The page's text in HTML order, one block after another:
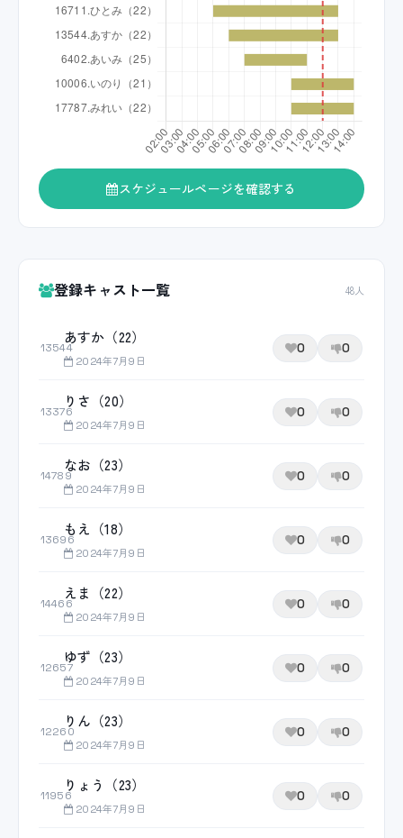
スケジュールページを確認する
登録キャスト一覧 48人
13544
あすか（22）
2024年7月9日
0 0
13376
りさ（20）
2024年7月9日
0 0
14789
なお（23）
2024年7月9日
0 0
13696
もえ（18）
2024年7月9日
0 0
14466
えま（22）
2024年7月9日
0 0
12657
ゆず（23）
2024年7月9日
0 0
12260
りん（23）
2024年7月9日
0 0
11956
りょう（23）
2024年7月9日
0 0